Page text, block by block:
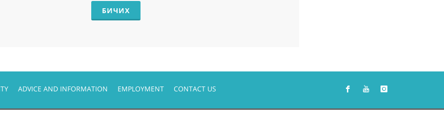
БИЧИХ
ADVICE AND INFORMATION EMPLOYMENT CONTACT US